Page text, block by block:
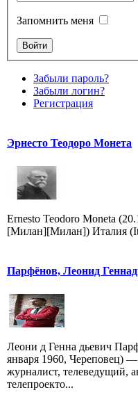
Запомнить меня
Забыли пароль?
Забыли логин?
Регистрация
Эрнесто Теодоро Монета
Ernesto Teodoro Moneta
[Милан][Милан]) Италия
Парфёнов, Леонид
Леони д Генна дьевич
января 1960, Череповец)
журналист, телеведущий,
телепроекто...